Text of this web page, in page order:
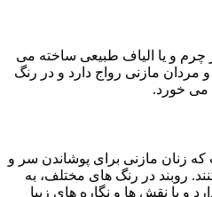
و یا الیاف طبیعی ساخته می
مردان مازنی رواج دارد و در رنگ
می خورد.
که زنان مازنی برای پوشاندن سر و
روبند در رنگ های مختلف، به
با نقش ها و نگاره های زیبا